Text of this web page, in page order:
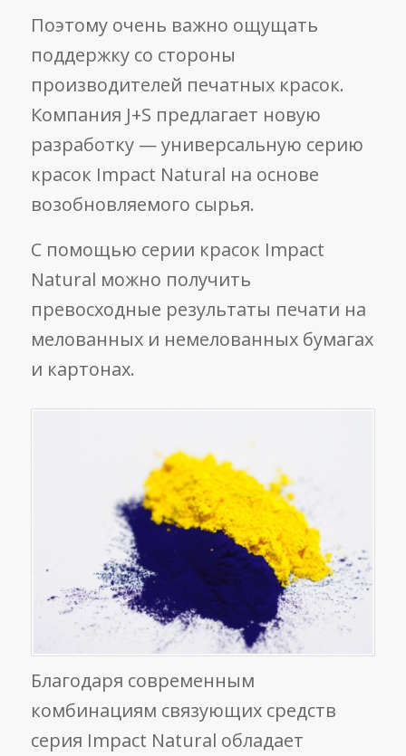
Поэтому очень важно ощущать
поддержку со стороны
производителей печатных красок.
Компания J+S предлагает новую
разработку — универсальную серию
красок Impact Natural на основе
возобновляемого сырья.
С помощью серии красок Impact
Natural можно получить
превосходные результаты печати на
мелованных и немелованных бумагах
и картонах.
Благодаря современным
комбинациям связующих средств
серия Impact Natural обладает